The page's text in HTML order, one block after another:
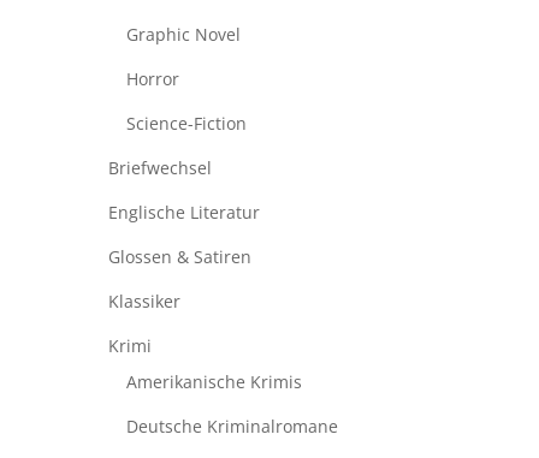
Graphic Novel
Horror
Science-Fiction
Briefwechsel
Englische Literatur
Glossen & Satiren
Klassiker
Krimi
Amerikanische Krimis
Deutsche Kriminalromane